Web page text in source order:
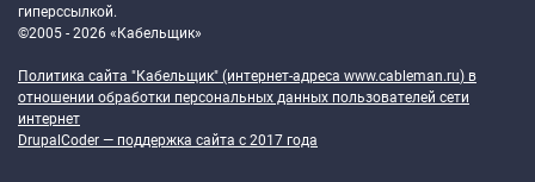
гиперссылкой.
©2005 - 2026 «Кабельщик»
Политика сайта "Кабельщик" (интернет-адреса www.cableman.ru) в
отношении обработки персональных данных пользователей сети
интернет
DrupalCoder — поддержка сайта c 2017 года